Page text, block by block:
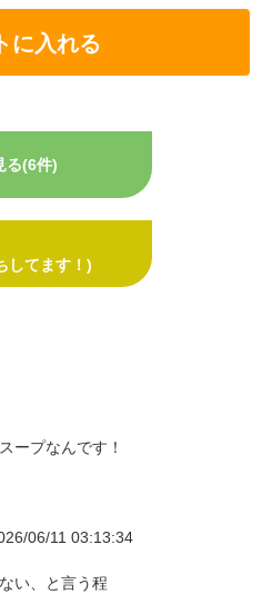
に入れる
る(6件)
してます！)
ープなんです！
06/11 03:13:34
い、と言う程